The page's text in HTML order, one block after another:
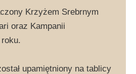
Krzyżem Srebrnym
oraz Kampanii
upamiętniony na tablicy